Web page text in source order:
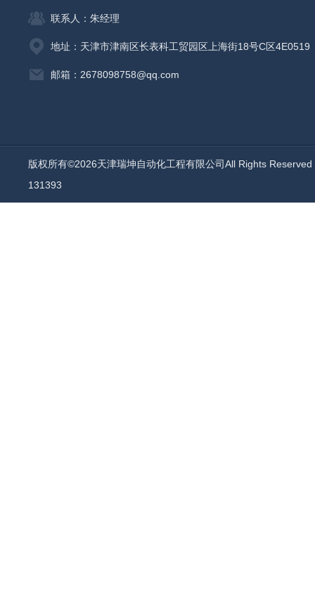
联系人：朱经理
地址：天津市津南区长表科工贸园区上海街18号C区4E0519
邮箱：2678098758@qq.com
版权所有©2026天津瑞坤自动化工程有限公司All Rights
131393